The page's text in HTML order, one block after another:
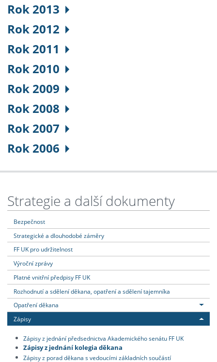
Rok 2013
Rok 2012
Rok 2011
Rok 2010
Rok 2009
Rok 2008
Rok 2007
Rok 2006
Strategie a další dokumenty
Bezpečnost
Strategické a dlouhodobé záměry
FF UK pro udržitelnost
Výroční zprávy
Platné vnitřní předpisy FF UK
Rozhodnutí a sdělení děkana, opatření a sdělení tajemníka
Opatření děkana
Zápisy
Zápisy z jednání předsednictva Akademického senátu FF UK
Zápisy z jednání kolegia děkana
Zápisy z porad děkana s vedoucími základních součástí